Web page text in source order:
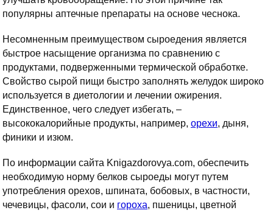
популярны аптечные препараты на основе чеснока.
Несомненным преимуществом сыроедения является
быстрое насыщение организма по сравнению с
продуктами, подверженными термической обработке.
Свойство сырой пищи быстро заполнять желудок широко
используется в диетологии и лечении ожирения.
Единственное, чего следует избегать, –
высококалорийные продукты, например, орехи, дыня,
финики и изюм.
По информации сайта Knigazdorovya.com, обеспечить
необходимую норму белков сыроеды могут путем
употребления орехов, шпината, бобовых, в частности,
чечевицы, фасоли, сои и гороха, пшеницы, цветной